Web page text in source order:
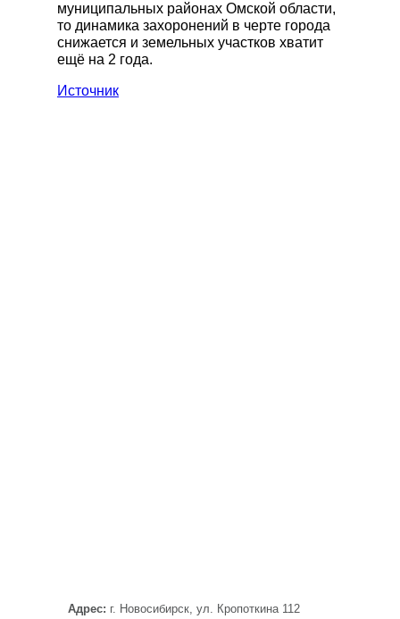
муниципальных районах Омской области,
то динамика захоронений в черте города
снижается и земельных участков хватит
ещё на 2 года.
Источник
Адрес: г. Новосибирск, ул. Кропоткина 112